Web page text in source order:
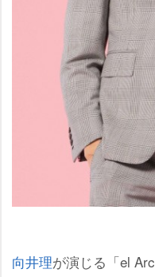
向井理が演じる「el